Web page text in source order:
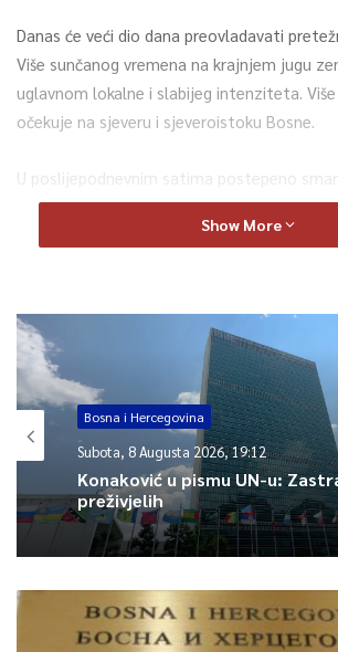
Danas će veći dio dana preovladavati
Više sunčanog vremena na krajnjem jugu
uglavnom lokalne i slabijeg intenziteta. Više
očekuje na sjeveru i sjeveroistoku Bosne.
U poslijepodnevnim satima postepeno
Vjetar slab do umjerene jačine sjevernog i
smjera. Najviša dnevna temperatura zraka
0
Article Rating
Show More
Bosna i Hercegovina
Subota, 8 Augusta 2026, 19:12
Konaković u pismu UN-u:
preživjelih